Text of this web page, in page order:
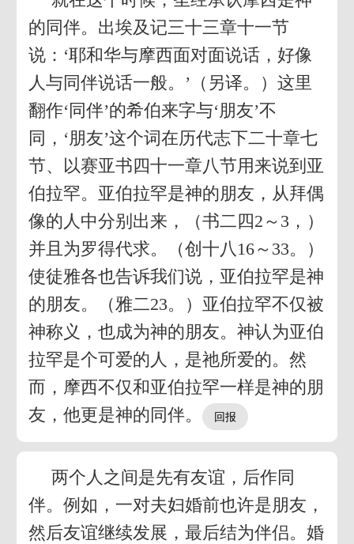
的同伴。出埃及记三十三章十一节
说：‘耶和华与摩西面对面说话，好像
人与同伴说话一般。’（另译。）这里
翻作‘同伴’的希伯来字与‘朋友’不
同，‘朋友’这个词在历代志下二十章七
节、以赛亚书四十一章八节用来说到亚
伯拉罕。亚伯拉罕是神的朋友，从拜偶
像的人中分别出来，（书二四2～3，）
并且为罗得代求。（创十八16～33。）
使徒雅各也告诉我们说，亚伯拉罕是神
的朋友。（雅二23。）亚伯拉罕不仅被
神称义，也成为神的朋友。神认为亚伯
拉罕是个可爱的人，是祂所爱的。然
而，摩西不仅和亚伯拉罕一样是神的朋
友，他更是神的同伴。
两个人之间是先有友谊，后作同
伴。例如，一对夫妇婚前也许是朋友，
然后友谊继续发展，最后结为伴侣。婚